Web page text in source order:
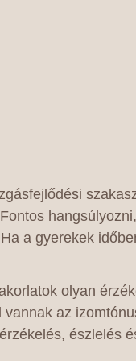
a gyerekek
olyan
az
észlelés